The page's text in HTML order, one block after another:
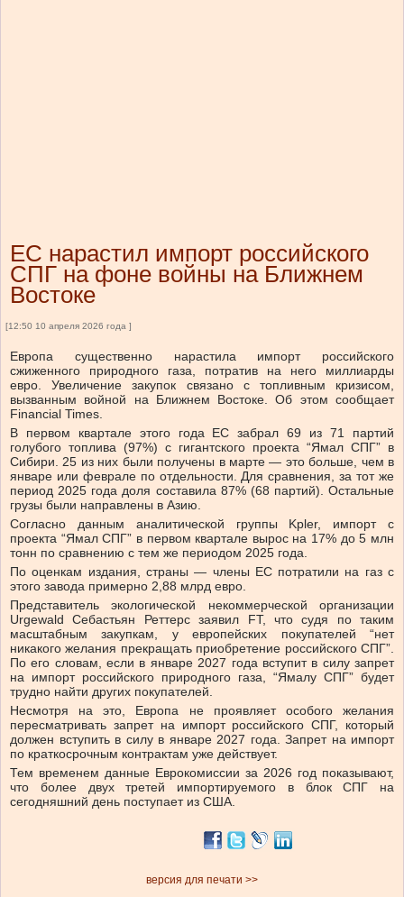
ЕС нарастил импорт российского
СПГ на фоне войны на Ближнем
Востоке
[12:50 10 апреля 2026 года ]
Европа существенно нарастила импорт российского
сжиженного природного газа, потратив на него миллиарды
евро. Увеличение закупок связано с топливным кризисом,
вызванным войной на Ближнем Востоке. Об этом сообщает
Financial Times.
В первом квартале этого года ЕС забрал 69 из 71 партий
голубого топлива (97%) с гигантского проекта “Ямал СПГ” в
Сибири. 25 из них были получены в марте — это больше, чем в
январе или феврале по отдельности. Для сравнения, за тот же
период 2025 года доля составила 87% (68 партий). Остальные
грузы были направлены в Азию.
Согласно данным аналитической группы Kpler, импорт с
проекта “Ямал СПГ” в первом квартале вырос на 17% до 5 млн
тонн по сравнению с тем же периодом 2025 года.
По оценкам издания, страны — члены ЕС потратили на газ с
этого завода примерно 2,88 млрд евро.
Представитель экологической некоммерческой организации
Urgewald Себастьян Реттерс заявил FT, что судя по таким
масштабным закупкам, у европейских покупателей “нет
никакого желания прекращать приобретение российского СПГ”.
По его словам, если в январе 2027 года вступит в силу запрет
на импорт российского природного газа, “Ямалу СПГ” будет
трудно найти других покупателей.
Несмотря на это, Европа не проявляет особого желания
пересматривать запрет на импорт российского СПГ, который
должен вступить в силу в январе 2027 года. Запрет на импорт
по краткосрочным контрактам уже действует.
Тем временем данные Еврокомиссии за 2026 год показывают,
что более двух третей импортируемого в блок СПГ на
сегодняшний день поступает из США.
версия для печати >>